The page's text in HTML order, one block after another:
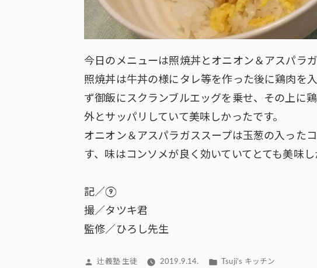
今日のメニューは照焼丼とオニオン＆アスパラ
照焼丼は牛丼の様にタレ等を作った後に鶏肉を
ず御飯にスクランブルエッグを乗せ、その上に
外とサッパリしていて美味しかったです。
オニオン＆アスパラガススープは玉葱の入った
す、味はコンソメが良く効いていてとても美味し
記／⑨
撮／タツキ君
監修／ひろし先生
投
辻義塾 生徒 2019.9.14.
カTsuji’s キッチン